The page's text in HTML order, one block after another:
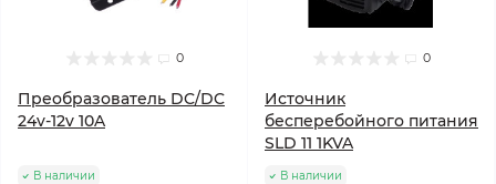
0
Преобразователь DC/DC
24v-12v 10A
В наличии
0
Источник
бесперебойного питания
SLD 11 1KVA
В наличии